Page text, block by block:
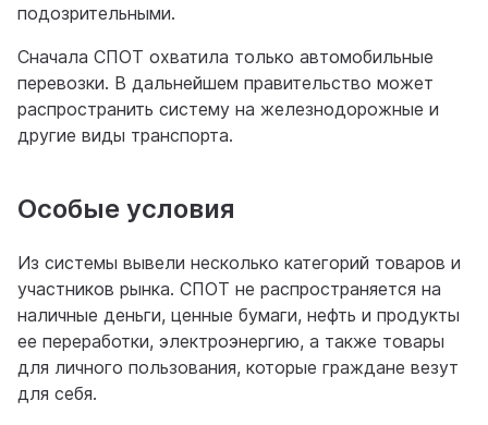
подозрительными.
Сначала СПОТ охватила только автомобильные
перевозки. В дальнейшем правительство может
распространить систему на железнодорожные и
другие виды транспорта.
Особые условия
Из системы вывели несколько категорий товаров и
участников рынка. СПОТ не распространяется на
наличные деньги, ценные бумаги, нефть и продукты
ее переработки, электроэнергию, а также товары
для личного пользования, которые граждане везут
для себя.